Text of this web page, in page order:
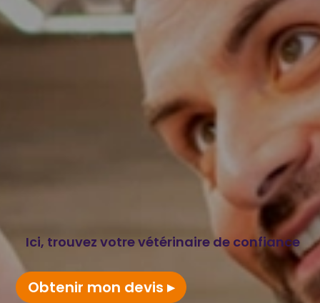
Ici, trouvez votre vétérinaire de confiance
Obtenir mon devis